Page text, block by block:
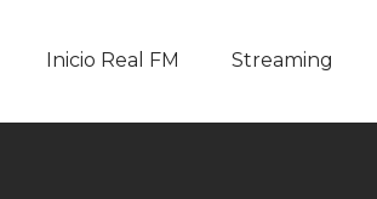
Inicio Real FM Streaming